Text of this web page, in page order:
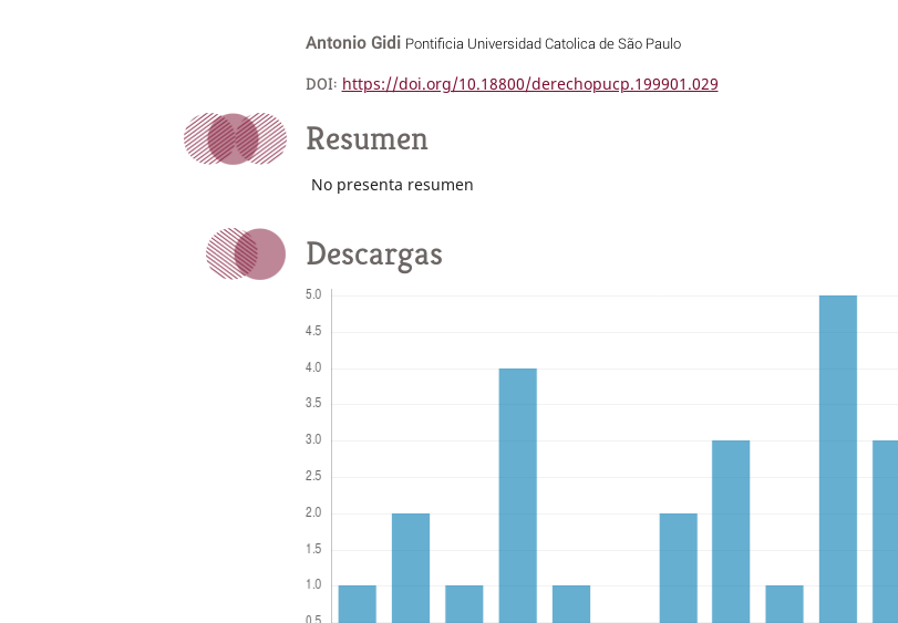
Antonio Gidi Pontificia Universidad Catolica de São Paulo
DOI: https://doi.org/10.18800/derechopucp.199901.029
Resumen
No presenta resumen
Descargas